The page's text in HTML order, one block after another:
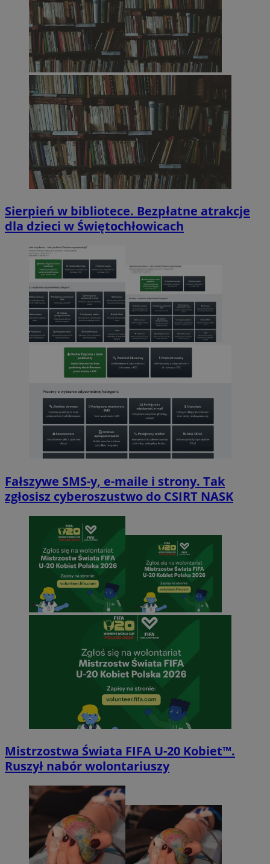
Sierpień w bibliotece. Bezpłatne atrakcje
dla dzieci w Świętochłowicach
Fałszywe SMS-y, e-maile i strony. Tak
zgłosisz cyberoszustwo do CSIRT NASK
Mistrzostwa Świata FIFA U-20 Kobiet™.
Ruszył nabór wolontariuszy